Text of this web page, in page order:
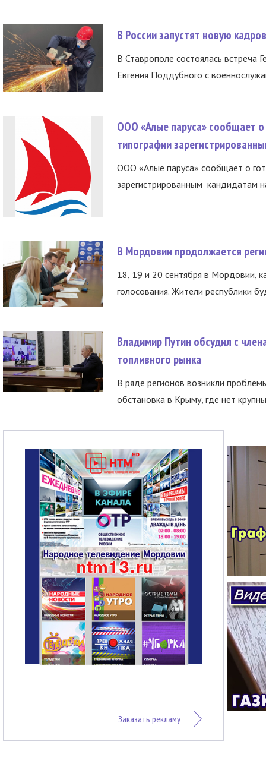
В России запустят новую
В Ставрополе состоялась встреча
Евгения Поддубного с
ООО «Алые паруса» сообщает о
типографии
ООО «Алые паруса» сообщает о
зарегистрированным кандидатам
В Мордовии продолжается
18, 19 и 20 сентября в Мордовии,
голосования. Жители республики
Владимир Путин обсудил с
топливного рынка
В ряде регионов возникли
обстановка в Крыму, где нет
Заказать рекламу